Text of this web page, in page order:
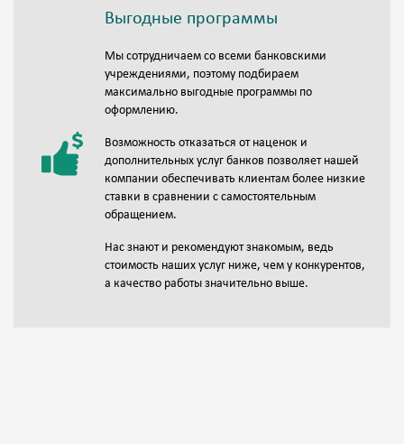
Выгодные программы
Мы сотрудничаем со всеми банковскими
учреждениями, поэтому подбираем
максимально выгодные программы по
оформлению.
Возможность отказаться от наценок и
дополнительных услуг банков позволяет нашей
компании обеспечивать клиентам более низкие
ставки в сравнении с самостоятельным
обращением.
Нас знают и рекомендуют знакомым, ведь
стоимость наших услуг ниже, чем у конкурентов,
а качество работы значительно выше.